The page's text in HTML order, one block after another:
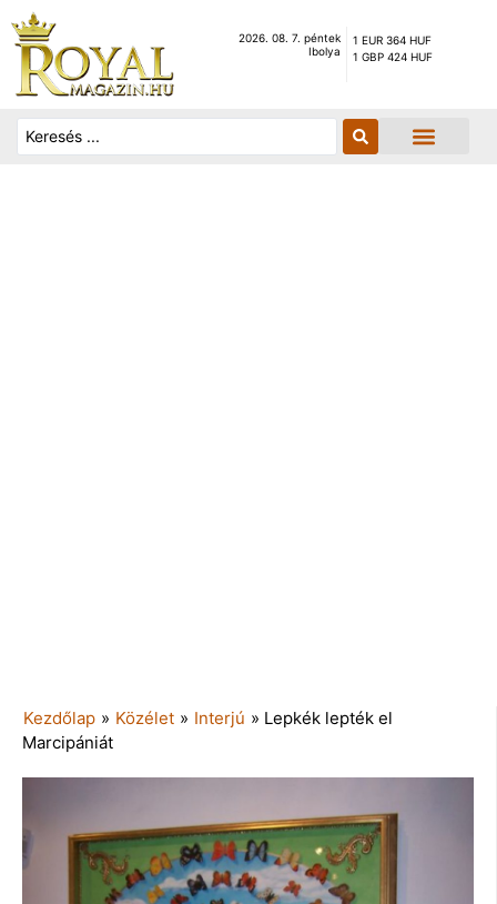
2026. 08. 7. péntek
Ibolya
1 EUR 364 HUF
1 GBP 424 HUF
Kezdőlap » Közélet » Interjú » Lepkék lepték el
Marcipániát